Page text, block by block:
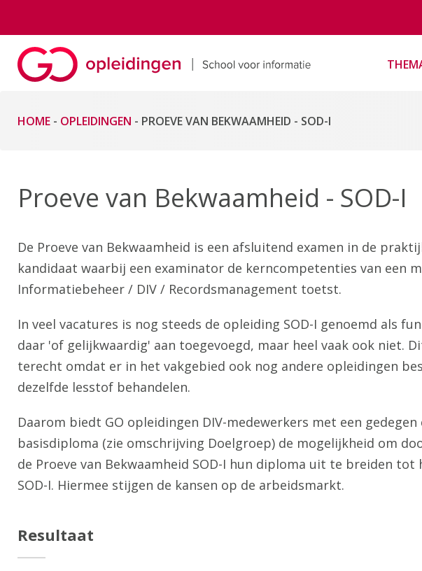
HOME - OPLEIDINGEN - PROEVE VAN BEKWAAMHEID - SOD-I
Proeve van Bekwaamheid - SOD-I
De Proeve van Bekwaamheid is een afsluitend examen in de
kandidaat waarbij een examinator de kerncompetenties van een
Informatiebeheer / DIV / Recordsmanagement toetst.
In veel vacatures is nog steeds de opleiding SOD-I genoemd als
daar 'of gelijkwaardig' aan toegevoegd, maar heel vaak ook niet.
terecht omdat er in het vakgebied ook nog andere opleidingen
dezelfde lesstof behandelen.
Daarom biedt GO opleidingen DIV-medewerkers met een gedegen
basisdiploma (zie omschrijving Doelgroep) de mogelijkheid om
de Proeve van Bekwaamheid SOD-I hun diploma uit te breiden tot
SOD-I. Hiermee stijgen de kansen op de arbeidsmarkt.
Resultaat